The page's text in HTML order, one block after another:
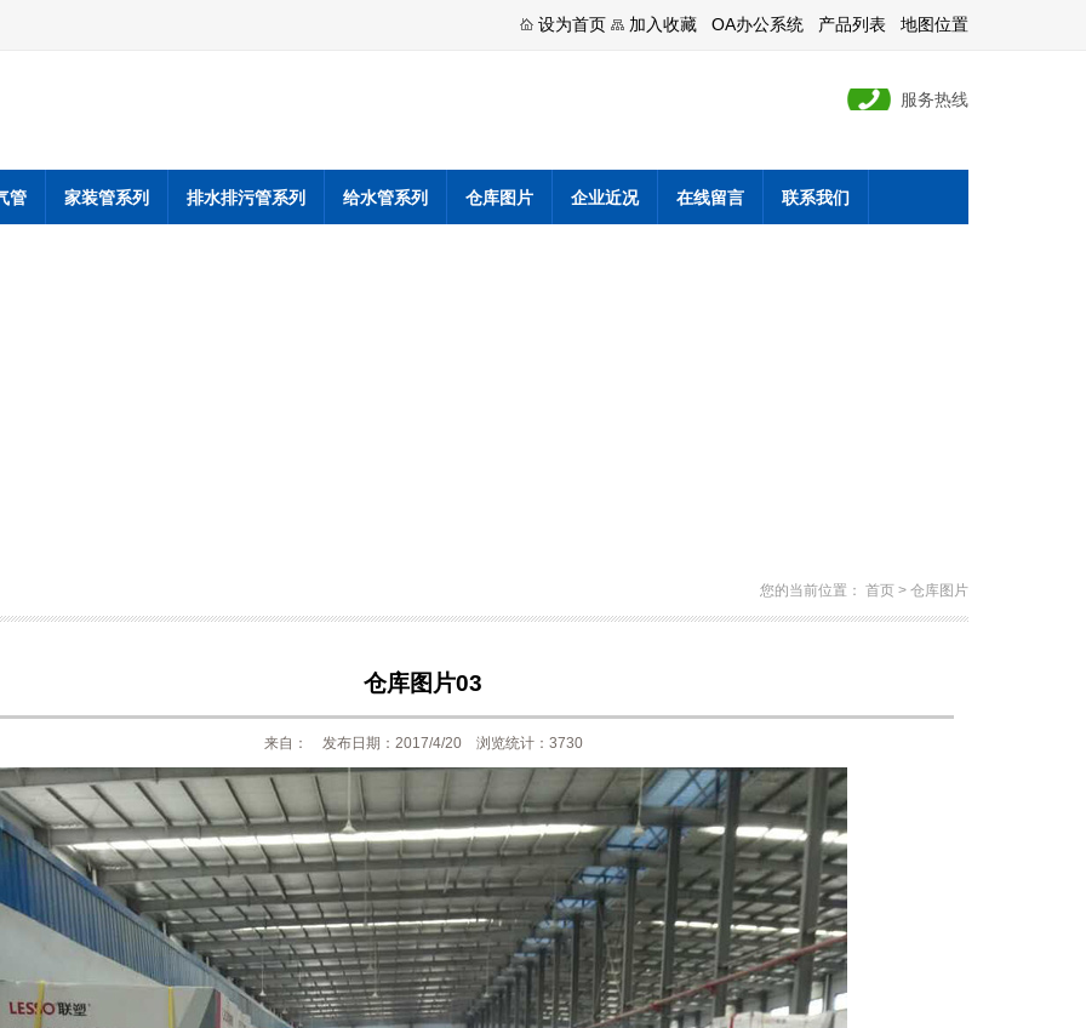
设为首页 加入收藏 OA办公系统 产品列表 地图位置
服务热线
管 家装管系列 排水排污管系列 给水管系列 仓库图片 企业近况 在线留言 联系我们
您的当前位置： 首页 > 仓库图片
仓库图片03
来自： 发布日期：2017/4/20 浏览统计：3730